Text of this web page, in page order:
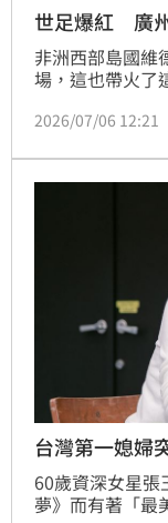
世足爆紅 廣
非洲西部島國維
場，這也帶火了
增184倍。
2026/07/06 12:21
台灣第一媳婦
60歲資深女星
夢》而有著「最